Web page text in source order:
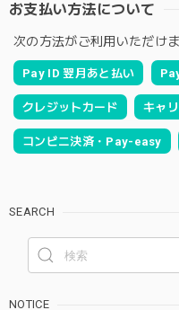
お支払い方法について
次の方法がご利用いただけま
Pay ID 翌月あと払い
クレジットカード キャ
コンビニ決済・Pay-easy
SEARCH
NOTICE